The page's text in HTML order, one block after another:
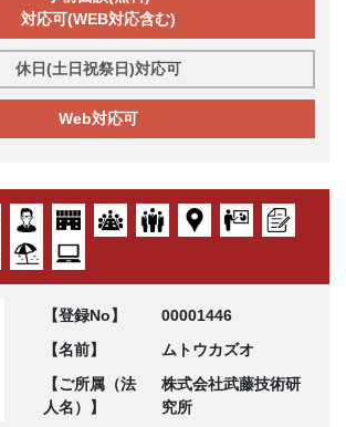
対応可(WEB対応含む)
休日(土日祝祭日)対応可
Web対応可
【登録No】
00001446
【名前】
ムトウカズオ
【ご所属（法
人名）】
株式会社武藤技術研
究所